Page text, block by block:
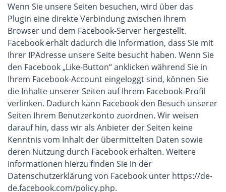
Wenn Sie unsere Seiten besuchen, wird über das
Plugin eine direkte Verbindung zwischen Ihrem
Browser und dem Facebook-Server hergestellt.
Facebook erhält dadurch die Information, dass Sie mit
Ihrer IPAdresse unsere Seite besucht haben. Wenn Sie
den Facebook „Like-Button“ anklicken während Sie in
Ihrem Facebook-Account eingeloggt sind, können Sie
die Inhalte unserer Seiten auf Ihrem Facebook-Profil
verlinken. Dadurch kann Facebook den Besuch unserer
Seiten Ihrem Benutzerkonto zuordnen. Wir weisen
darauf hin, dass wir als Anbieter der Seiten keine
Kenntnis vom Inhalt der übermittelten Daten sowie
deren Nutzung durch Facebook erhalten. Weitere
Informationen hierzu finden Sie in der
Datenschutzerklärung von Facebook unter https://de-
de.facebook.com/policy.php.